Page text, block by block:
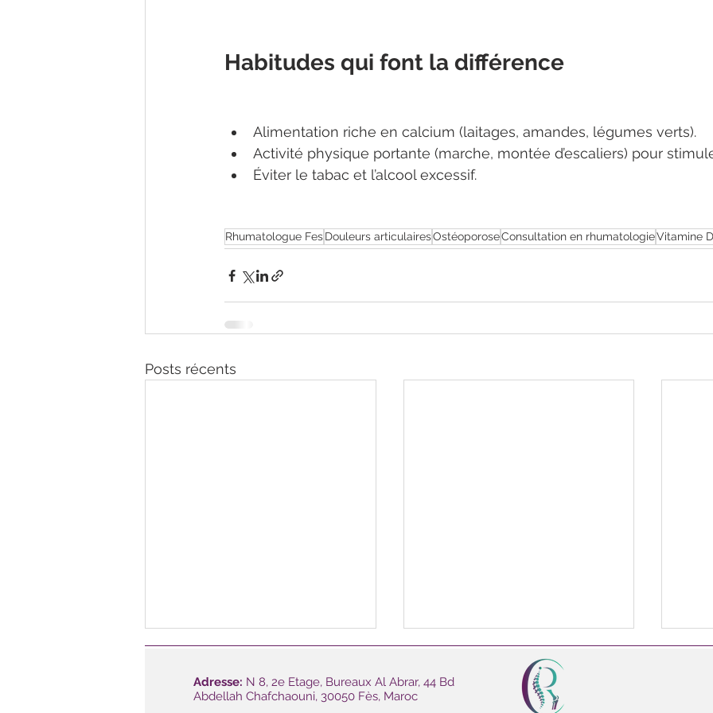
Habitudes qui font la différence
Alimentation riche en calcium (laitages, amandes, légumes verts).
Activité physique portante (marche, montée d’escaliers) pour
Éviter le tabac et l’alcool excessif.
Rhumatologue FesDouleurs articulairesOstéoporoseConsultation en rhumatologieVitamine D
Posts récents
Adresse: N 8, 2e Etage, Bureaux Al Abrar, 44 Bd
Abdellah Chafchaouni, 30050 Fès, Maroc